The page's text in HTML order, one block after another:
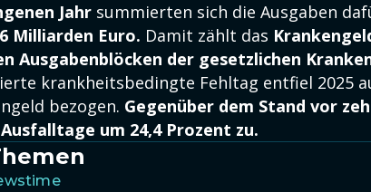
Jahr summierten sich die Ausgaben
Milliarden Euro. Damit zählt das
Ausgabenblöcken der gesetzlichen
krankheitsbedingte Fehltag entfiel 2025
bezogen. Gegenüber dem Stand vor
um 24,4 Prozent zu.